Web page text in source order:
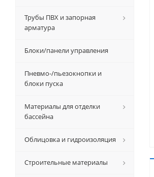
Трубы ПВХ и запорная
арматура
Блоки/панели управления
Пневмо-/пьезокнопки и
блоки пуска
Материалы для отделки
бассейна
Облицовка и гидроизоляция
Строительные материалы